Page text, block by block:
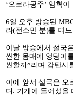
‘오로라공주’ 임혁
6일 오후 방송된
라(전소민 분)를 며
이날 방송에서 설국
씬한 몸매에 엉덩이
씬할까”라며 감탄사
이에 앞서 설국은 오
다. 가게에 들어섰을